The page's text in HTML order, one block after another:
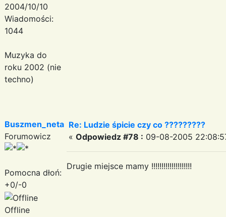
2004/10/10
Wiadomości:
1044
Muzyka do
roku 2002 (nie
techno)
Buszmen_neta
Forumowicz
Pomocna dłoń:
+0/-0
Offline
Re: Ludzie śpicie czy co ?????????
« Odpowiedz #78 : 09-08-2005
Drugie miejsce mamy !!!!!!!!!!!!!!!!!!!!